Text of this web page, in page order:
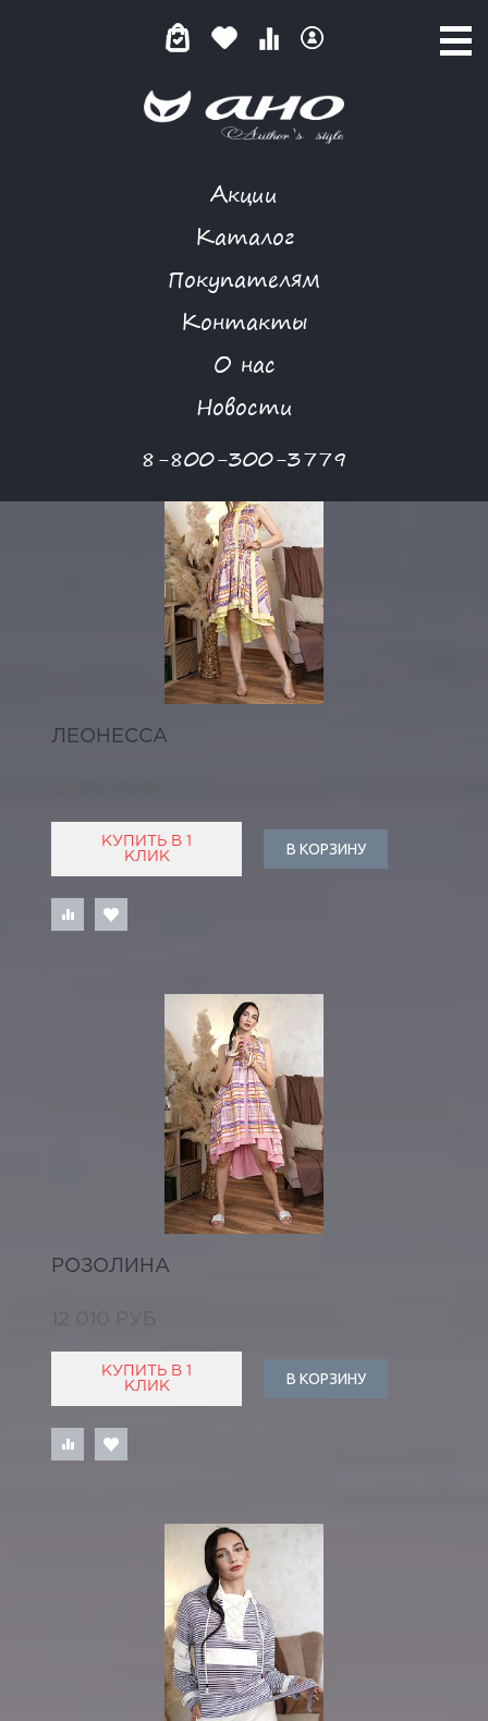
Акции
Каталог
Покупателям
Контакты
О нас
Новости
8-800-300-3779
КАТАЛОГ ТОВАРОВ
ЛЕОНЕССА
КУПИТЬ В 1
КЛИК
В КОРЗИНУ
РОЗОЛИНА
12 010 РУБ
КУПИТЬ В 1
КЛИК
В КОРЗИНУ